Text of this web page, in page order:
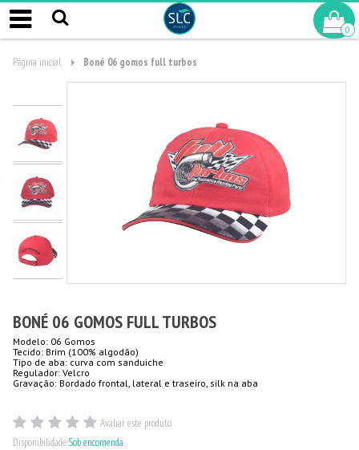
0
Página inicial Boné 06 gomos full turbos
BONÉ 06 GOMOS FULL TURBOS
Modelo: 06 Gomos
Tecido: Brim (100% algodão)
Tipo de aba: curva com sanduiche
Regulador: Velcro
Gravação: Bordado frontal, lateral e traseiro, silk na aba
Avaliar este produto
Disponibilidade:Sob encomenda